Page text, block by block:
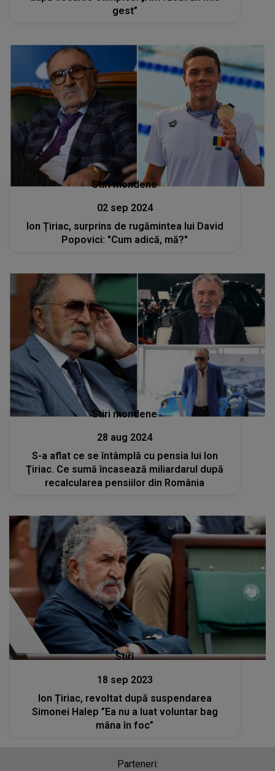
gest”
Stiri mondene
02 sep 2024
Ion Țiriac, surprins de rugămintea lui David
Popovici: "Cum adică, mă?"
Stiri mondene
28 aug 2024
S-a aflat ce se întâmplă cu pensia lui Ion
Ţiriac. Ce sumă încasează miliardarul după
recalcularea pensiilor din România
Stiri
18 sep 2023
Ion Țiriac, revoltat după suspendarea
Simonei Halep ”Ea nu a luat voluntar bag
mâna în foc”
Parteneri: